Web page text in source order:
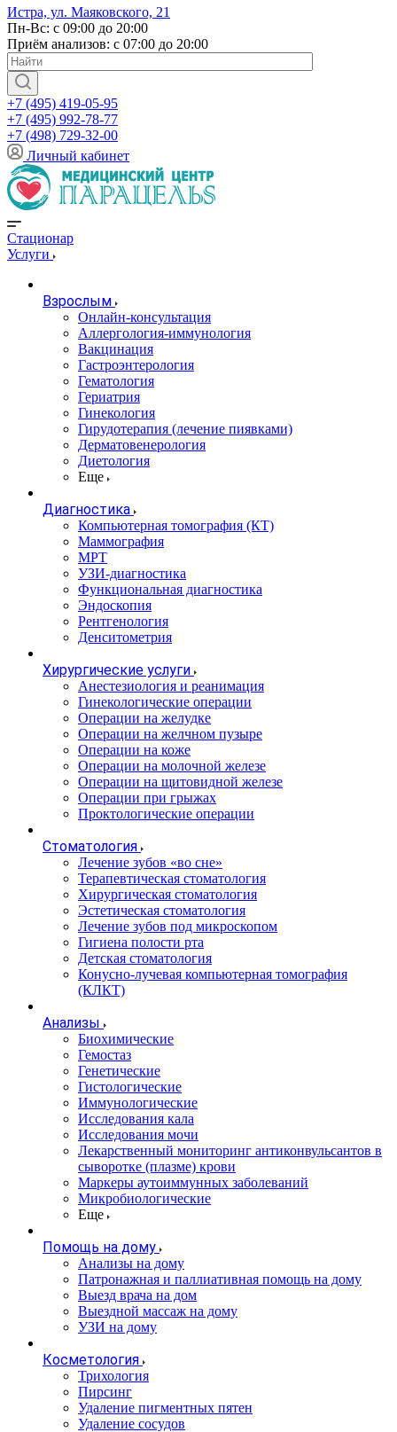
Истра, ул. Маяковского, 21
Пн-Вс: с 09:00 до 20:00
Приём анализов: с 07:00 до 20:00
+7 (495) 419-05-95
+7 (495) 992-78-77
+7 (498) 729-32-00
Личный кабинет
Стационар
Услуги
Взрослым
Онлайн-консультация
Аллергология-иммунология
Вакцинация
Гастроэнтерология
Гематология
Гериатрия
Гинекология
Гирудотерапия (лечение пиявками)
Дерматовенерология
Диетология
Еще
Диагностика
Компьютерная томография (КТ)
Маммография
МРТ
УЗИ-диагностика
Функциональная диагностика
Эндоскопия
Рентгенология
Денситометрия
Хирургические услуги
Анестезиология и реанимация
Гинекологические операции
Операции на желудке
Операции на желчном пузыре
Операции на коже
Операции на молочной железе
Операции на щитовидной железе
Операции при грыжах
Проктологические операции
Стоматология
Лечение зубов «во сне»
Терапевтическая стоматология
Хирургическая стоматология
Эстетическая стоматология
Лечение зубов под микроскопом
Гигиена полости рта
Детская стоматология
Конусно-лучевая компьютерная томография
(КЛКТ)
Анализы
Биохимические
Гемостаз
Генетические
Гистологические
Иммунологические
Исследования кала
Исследования мочи
Лекарственный мониторинг антиконвульсантов в
сыворотке (плазме) крови
Маркеры аутоиммунных заболеваний
Микробиологические
Еще
Помощь на дому
Анализы на дому
Патронажная и паллиативная помощь на дому
Выезд врача на дом
Выездной массаж на дому
УЗИ на дому
Косметология
Трихология
Пирсинг
Удаление пигментных пятен
Удаление сосудов